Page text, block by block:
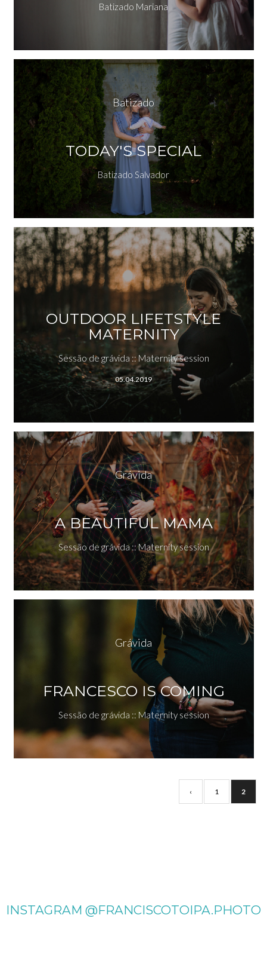
Batizado Mariana
Batizado
TODAY'S SPECIAL
Batizado Salvador
OUTDOOR LIFETSTYLE
MATERNITY
Sessão de grávida :: Maternity session
05.04.2019
Grávida
A BEAUTIFUL MAMA
Sessão de grávida :: Maternity session
Grávida
FRANCESCO IS COMING
Sessão de grávida :: Maternity session
‹ 1 2
INSTAGRAM @FRANCISCOTOIPA.PHOTO